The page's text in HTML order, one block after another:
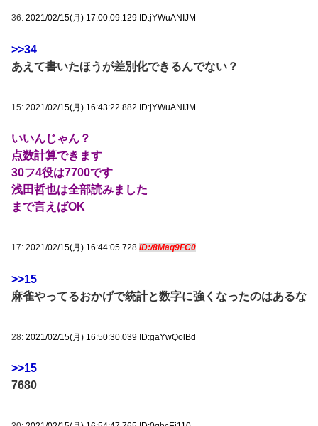
36: 2021/02/15(月) 17:00:09.129 ID:jYWuANIJM
>>34
あえて書いたほうが差別化できるんでない？
15: 2021/02/15(月) 16:43:22.882 ID:jYWuANIJM
いいんじゃん？
点数計算できます
30フ4役は7700です
浅田哲也は全部読みました
まで言えばOK
17: 2021/02/15(月) 16:44:05.728 ID:/8Maq9FC0
>>15
麻雀やってるおかげで統計と数字に強くなったのはあるな
28: 2021/02/15(月) 16:50:30.039 ID:gaYwQolBd
>>15
7680